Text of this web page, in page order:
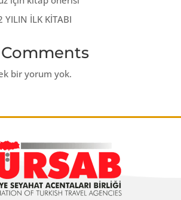
YILIN İLK KİTABI
bir yorum yok.